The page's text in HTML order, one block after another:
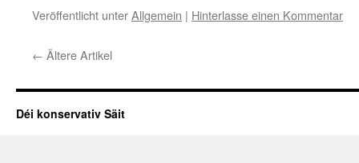
Veröffentlicht unterAllgemein | Hinterlasse einen Kommentar
← Ältere Artikel
Déi konservativ Säit